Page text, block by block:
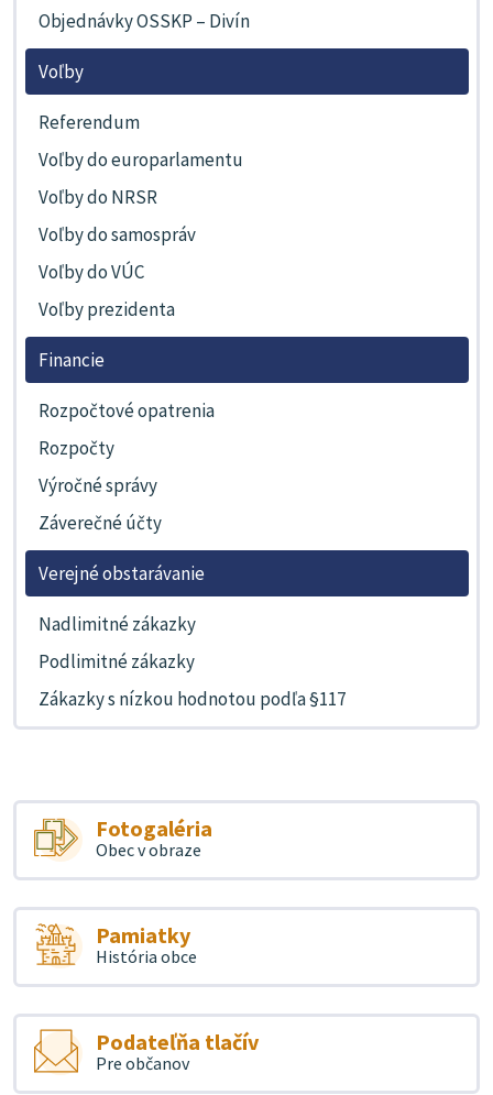
Objednávky OSSKP – Divín
Voľby
Referendum
Voľby do europarlamentu
Voľby do NRSR
Voľby do samospráv
Voľby do VÚC
Voľby prezidenta
Financie
Rozpočtové opatrenia
Rozpočty
Výročné správy
Záverečné účty
Verejné obstarávanie
Nadlimitné zákazky
Podlimitné zákazky
Zákazky s nízkou hodnotou podľa §117
Fotogaléria
Obec v obraze
Pamiatky
História obce
Podateľňa tlačív
Pre občanov